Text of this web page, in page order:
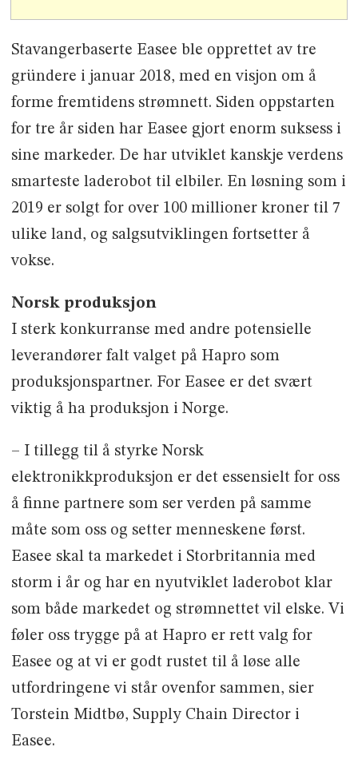
Stavangerbaserte Easee ble opprettet av tre
gründere i januar 2018, med en visjon om å
forme fremtidens strømnett. Siden oppstarten
for tre år siden har Easee gjort enorm suksess i
sine markeder. De har utviklet kanskje verdens
smarteste laderobot til elbiler. En løsning som i
2019 er solgt for over 100 millioner kroner til 7
ulike land, og salgsutviklingen fortsetter å
vokse.
Norsk produksjon
I sterk konkurranse med andre potensielle
leverandører falt valget på Hapro som
produksjonspartner. For Easee er det svært
viktig å ha produksjon i Norge.
– I tillegg til å styrke Norsk
elektronikkproduksjon er det essensielt for oss
å finne partnere som ser verden på samme
måte som oss og setter menneskene først.
Easee skal ta markedet i Storbritannia med
storm i år og har en nyutviklet laderobot klar
som både markedet og strømnettet vil elske. Vi
føler oss trygge på at Hapro er rett valg for
Easee og at vi er godt rustet til å løse alle
utfordringene vi står ovenfor sammen, sier
Torstein Midtbø, Supply Chain Director i
Easee.